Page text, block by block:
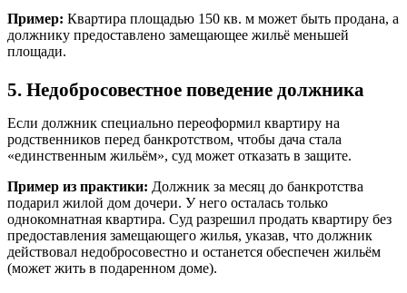
Пример: Квартира площадью 150 кв. м может быть продана, а
должнику предоставлено замещающее жильё меньшей
площади.
5. Недобросовестное поведение должника
Если должник специально переоформил квартиру на
родственников перед банкротством, чтобы дача стала
«единственным жильём», суд может отказать в защите.
Пример из практики: Должник за месяц до банкротства
подарил жилой дом дочери. У него осталась только
однокомнатная квартира. Суд разрешил продать квартиру без
предоставления замещающего жилья, указав, что должник
действовал недобросовестно и останется обеспечен жильём
(может жить в подаренном доме).